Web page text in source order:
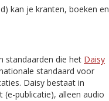
kan je kranten, boeken en
standaarden die het Daisy
standaard voor
Daisy bestaat in
(e-publicatie), alleen audio